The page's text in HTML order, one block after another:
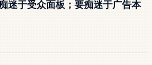
迷于受众面板；要痴迷于广告本